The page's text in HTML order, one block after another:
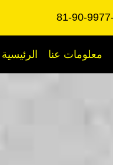
الرئيسية معلومات عنا